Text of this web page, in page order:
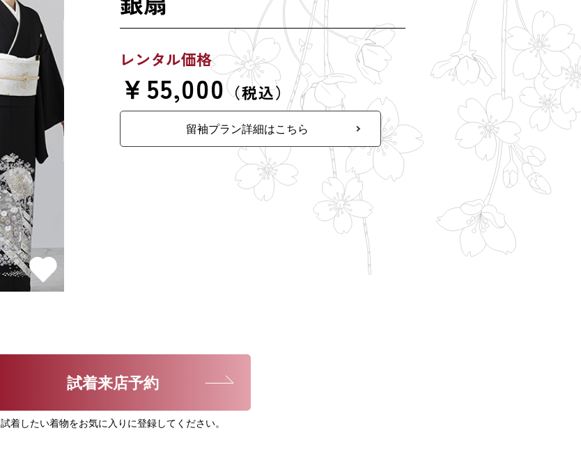
レンタル価格
￥55,000（税込）
留袖プラン詳細はこちら
試着来店予約
試着したい着物をお気に入りに登録してください。